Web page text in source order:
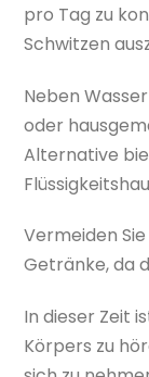
pro Tag zu
Schwitzen
Neben
oder
Alternative
Vermeiden
Getränke, da
In dieser Zeit
Körpers zu